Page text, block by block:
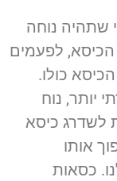
שתהיה נוחה
הכיסא, לפעמים
כולו.
יותר, נוח
לשדרג כיסא
אותו
כסאות